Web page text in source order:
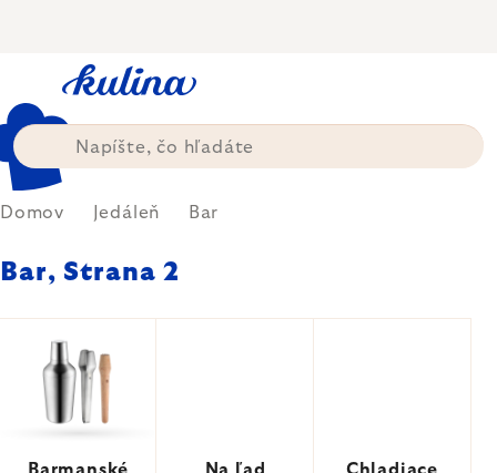
Domov Jedáleň Bar
Bar, Strana 2